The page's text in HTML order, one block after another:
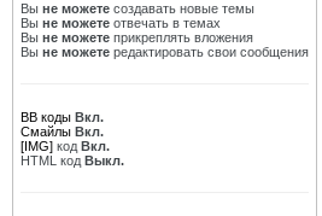
Вы не можете создавать новые темы
Вы не можете отвечать в темах
Вы не можете прикреплять вложения
Вы не можете редактировать свои сообщения
BB коды Вкл.
Смайлы Вкл.
[IMG] код Вкл.
HTML код Выкл.